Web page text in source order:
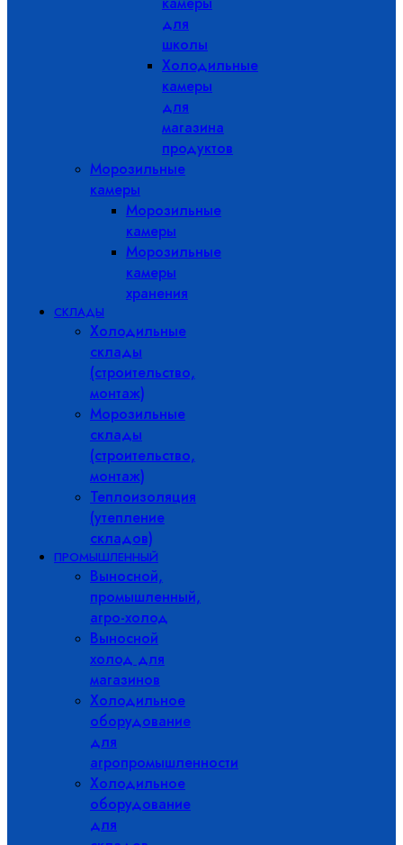
для
школы
Холодильные
камеры
для
магазина
продуктов
Морозильные
камеры
Морозильные
камеры
Морозильные
камеры
хранения
СКЛАДЫ
Холодильные
склады
(строительство,
монтаж)
Морозильные
склады
(строительство,
монтаж)
Теплоизоляция
(утепление
складов)
ПРОМЫШЛЕННЫЙ
Выносной,
промышленный,
агро-холод
Выносной
холод для
магазинов
Холодильное
оборудование
для
агропромышленности
Холодильное
оборудование
для